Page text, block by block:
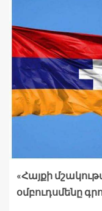
«Հայքի
օմբուդսմենը